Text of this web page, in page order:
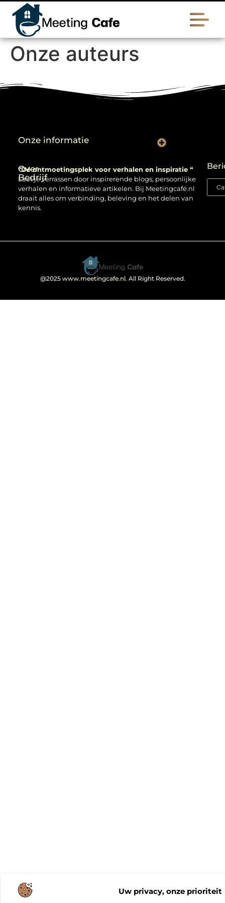
Uw privacy, onze prioriteit
Onze auteurs
Over
Bedrijf
“Dé ontmoetingsplek voor verhalen en inspiratie “
Laat je verrassen door inspirerende blogs, persoonlijke
verhalen en informatieve artikelen. Bij Meetingcafé.nl
draait alles om verbinding, beleving en het delen van
kennis.
Onze informatie
@2025 www.meetingcafe.nl. All Right Reserved.